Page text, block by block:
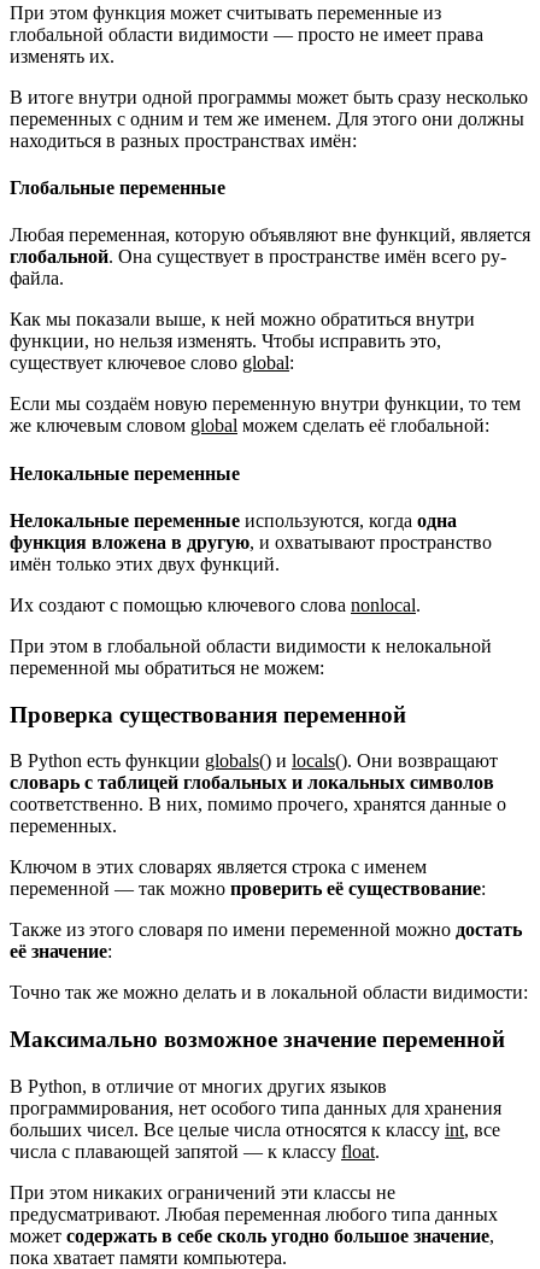
При этом функция может считывать переменные из
глобальной области видимости — просто не имеет права
изменять их.
В итоге внутри одной программы может быть сразу несколько
переменных с одним и тем же именем. Для этого они должны
находиться в разных пространствах имён:
Глобальные переменные
Любая переменная, которую объявляют вне функций, является
глобальной. Она существует в пространстве имён всего py-
файла.
Как мы показали выше, к ней можно обратиться внутри
функции, но нельзя изменять. Чтобы исправить это,
существует ключевое слово global:
Если мы создаём новую переменную внутри функции, то тем
же ключевым словом global можем сделать её глобальной:
Нелокальные переменные
Нелокальные переменные используются, когда одна
функция вложена в другую, и охватывают пространство
имён только этих двух функций.
Их создают с помощью ключевого слова nonlocal.
При этом в глобальной области видимости к нелокальной
переменной мы обратиться не можем:
Проверка существования переменной
В Python есть функции globals() и locals(). Они возвращают
словарь с таблицей глобальных и локальных символов
соответственно. В них, помимо прочего, хранятся данные о
переменных.
Ключом в этих словарях является строка с именем
переменной — так можно проверить её существование:
Также из этого словаря по имени переменной можно достать
её значение:
Точно так же можно делать и в локальной области видимости:
Максимально возможное значение переменной
В Python, в отличие от многих других языков
программирования, нет особого типа данных для хранения
больших чисел. Все целые числа относятся к классу int, все
числа с плавающей запятой — к классу float.
При этом никаких ограничений эти классы не
предусматривают. Любая переменная любого типа данных
может содержать в себе сколь угодно большое значение,
пока хватает памяти компьютера.